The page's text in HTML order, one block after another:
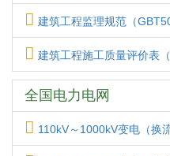
建筑工程监理规范（
建筑工程施工质量评价表
全国电力电网
110kV～1000kV变电（换